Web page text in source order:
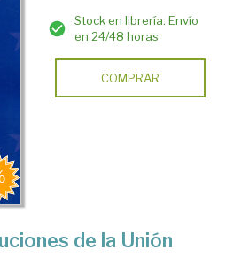
Stock en librería. Envío
en 24/48 horas
COMPRAR
de la Unión